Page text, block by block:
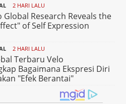
2 HARI LALU
Global Research Reveals the
of Self Expression
2 HARI LALU
Terbaru Velo
Bagaimana Ekspresi Diri
"Efek Berantai"